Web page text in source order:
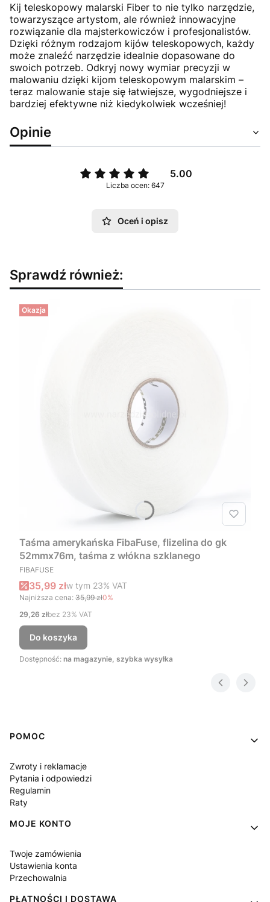
Kij teleskopowy malarski Fiber to nie tylko narzędzie,
towarzyszące artystom, ale również innowacyjne
rozwiązanie dla majsterkowiczów i profesjonalistów.
Dzięki różnym rodzajom kijów teleskopowych, każdy
może znaleźć narzędzie idealnie dopasowane do
swoich potrzeb. Odkryj nowy wymiar precyzji w
malowaniu dzięki kijom teleskopowym malarskim –
teraz malowanie staje się łatwiejsze, wygodniejsze i
bardziej efektywne niż kiedykolwiek wcześniej!
Opinie
5.00
Liczba ocen: 647
Oceń i opisz
Sprawdź również:
Okazja
Taśma amerykańska FibaFuse, flizelina do gk
52mmx76m, taśma z włókna szklanego
PRODUCENT
FIBAFUSE
Cena promocyjna brutto
35,99 złw tym %s VAT
w tym 23% VAT
Najniższa cena: 35,99 zł0%
Cena netto
29,26 złbez 23% VAT
Do koszyka
Dostępność: na magazynie, szybka wysyłka
Linki w stopce
POMOC
Zwroty i reklamacje
Pytania i odpowiedzi
Regulamin
Raty
MOJE KONTO
Twoje zamówienia
Ustawienia konta
Przechowalnia
PŁATNOŚCI I DOSTAWA